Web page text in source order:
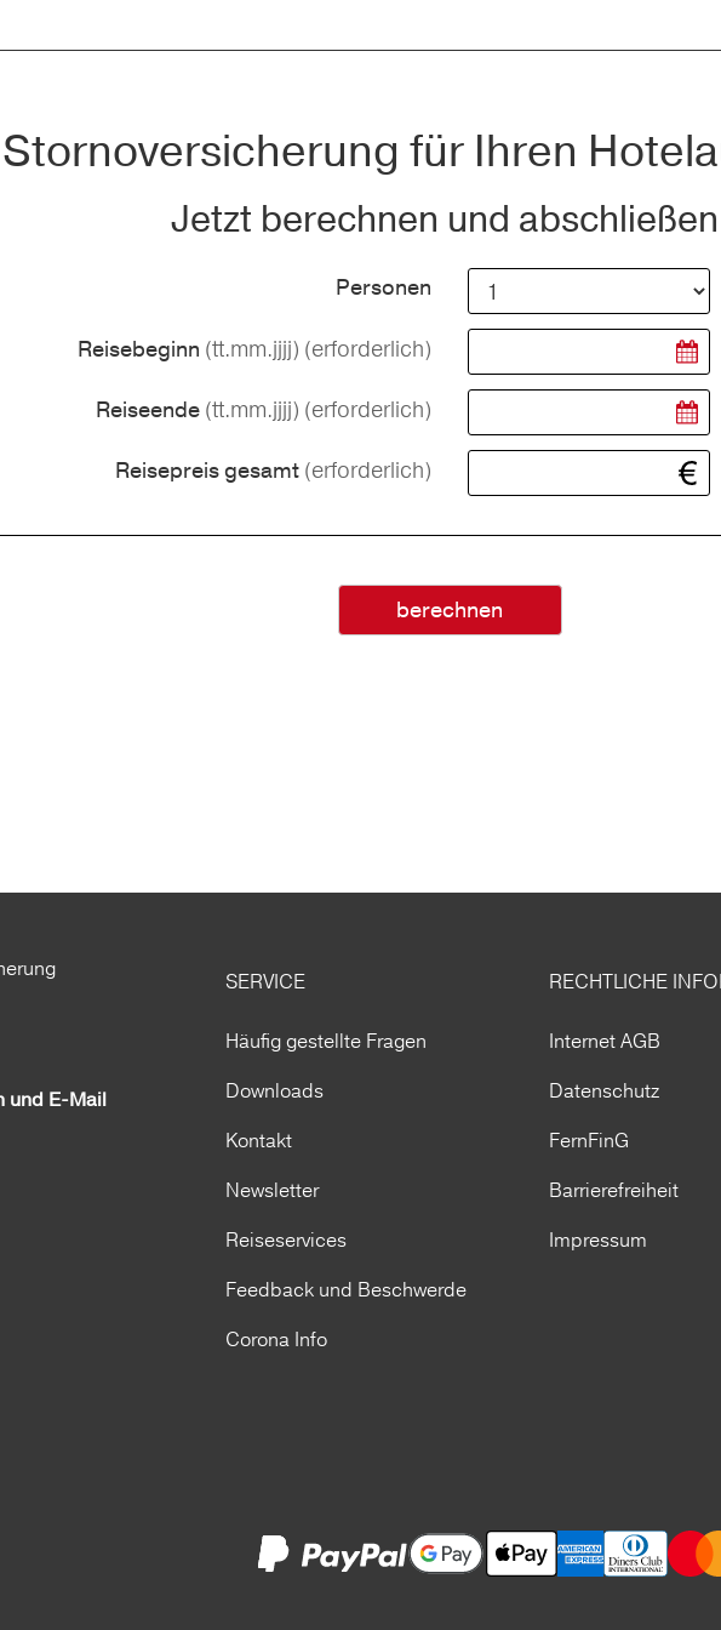
Stornoversicherung für Ihren
Jetzt berechnen und
Personen
Reisebeginn (tt.mm.jjjj) (erforderlich)
Reiseende (tt.mm.jjjj) (erforderlich)
Reisepreis gesamt (erforderlich)
berechnen
und E-Mail
SERVICE
Häufig gestellte Fragen
Downloads
Kontakt
Newsletter
Reiseservices
Feedback und Beschwerde
Corona Info
RECHTLICHE
Internet AGB
Datenschutz
FernFinG
Barrierefreiheit
Impressum